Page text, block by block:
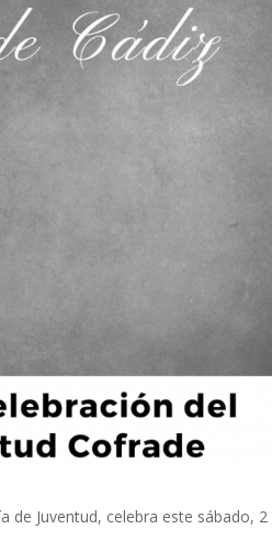
de Juventud, celebra este sábado,